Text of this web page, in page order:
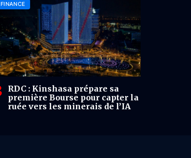
FINANCE
RDC : Kinshasa prépare sa
première Bourse pour capter la
ruée vers les minerais de l’IA